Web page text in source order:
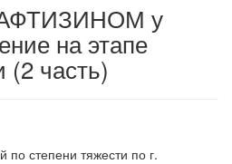
у
на этапе
часть)
по степени тяжести по г.